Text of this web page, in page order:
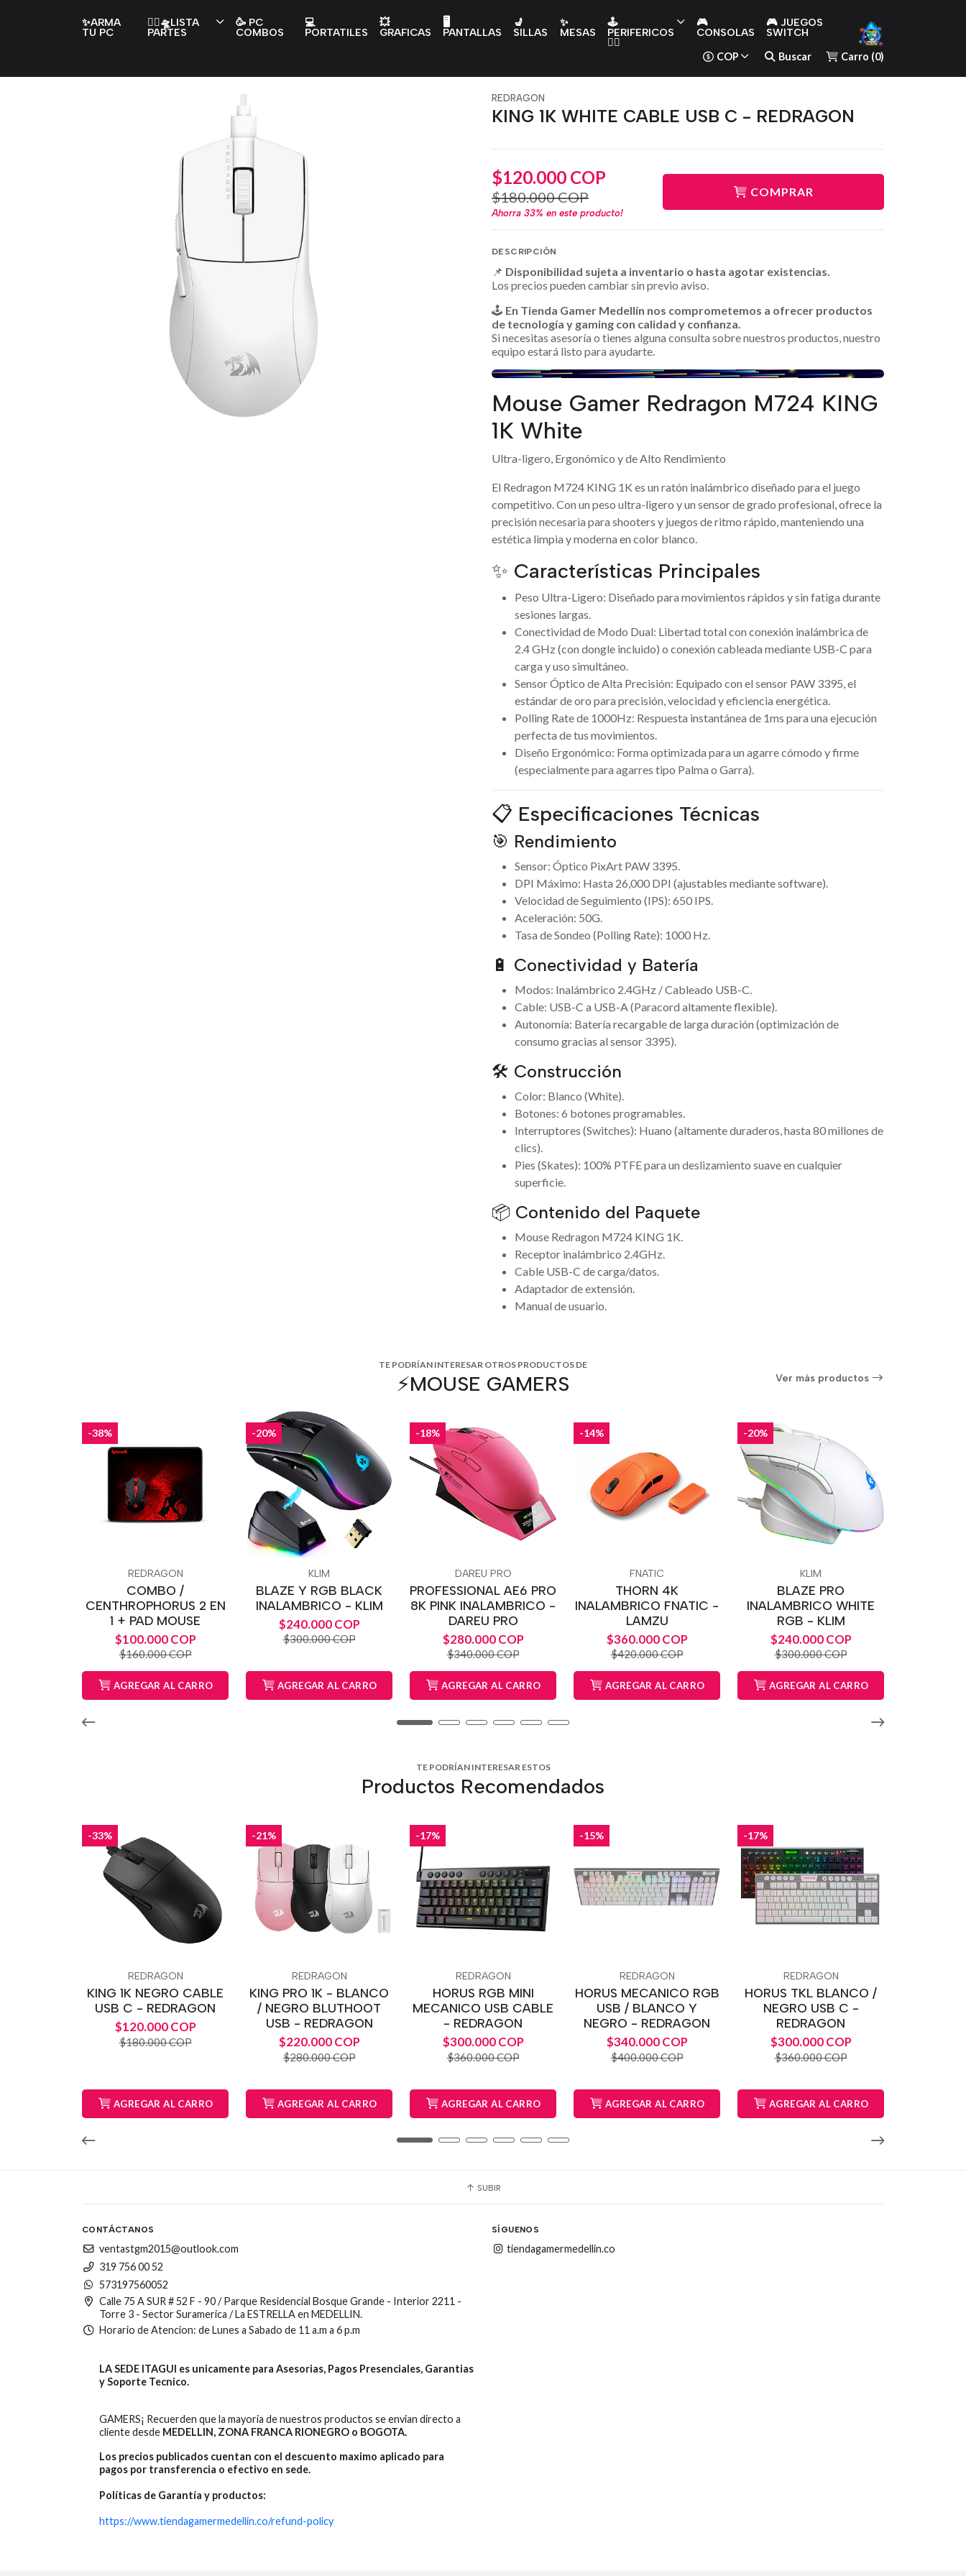
✨ARMA
TU PC
👇🏻🛸LISTA
PARTES
🥳 PC
COMBOS
💻
PORTATILES
💥
GRAFICAS
🖥️
PANTALLAS
💺
SILLAS
✨
MESAS
🕹️
PERIFERICOS
👇🏻
🎮
CONSOLAS
🎮 JUEGOS
SWITCH
COP Buscar Carro (0)
REDRAGON
KING 1K WHITE CABLE USB C - REDRAGON
$120.000 COP
$180.000 COP
Ahorra 33% en este producto!
COMPRAR
DESCRIPCIÓN
📌 Disponibilidad sujeta a inventario o hasta agotar existencias.
Los precios pueden cambiar sin previo aviso.
🕹️ En Tienda Gamer Medellín nos comprometemos a ofrecer productos
de tecnología y gaming con calidad y confianza.
Si necesitas asesoría o tienes alguna consulta sobre nuestros productos, nuestro
equipo estará listo para ayudarte.
Mouse Gamer Redragon M724 KING
1K White
Ultra-ligero, Ergonómico y de Alto Rendimiento
El Redragon M724 KING 1K es un ratón inalámbrico diseñado para el juego
competitivo. Con un peso ultra-ligero y un sensor de grado profesional, ofrece la
precisión necesaria para shooters y juegos de ritmo rápido, manteniendo una
estética limpia y moderna en color blanco.
✨ Características Principales
Peso Ultra-Ligero: Diseñado para movimientos rápidos y sin fatiga durante
sesiones largas.
Conectividad de Modo Dual: Libertad total con conexión inalámbrica de
2.4 GHz (con dongle incluido) o conexión cableada mediante USB-C para
carga y uso simultáneo.
Sensor Óptico de Alta Precisión: Equipado con el sensor PAW 3395, el
estándar de oro para precisión, velocidad y eficiencia energética.
Polling Rate de 1000Hz: Respuesta instantánea de 1ms para una ejecución
perfecta de tus movimientos.
Diseño Ergonómico: Forma optimizada para un agarre cómodo y firme
(especialmente para agarres tipo Palma o Garra).
📋 Especificaciones Técnicas
🎯 Rendimiento
Sensor: Óptico PixArt PAW 3395.
DPI Máximo: Hasta 26,000 DPI (ajustables mediante software).
Velocidad de Seguimiento (IPS): 650 IPS.
Aceleración: 50G.
Tasa de Sondeo (Polling Rate): 1000 Hz.
🔋 Conectividad y Batería
Modos: Inalámbrico 2.4GHz / Cableado USB-C.
Cable: USB-C a USB-A (Paracord altamente flexible).
Autonomía: Batería recargable de larga duración (optimización de
consumo gracias al sensor 3395).
🛠️ Construcción
Color: Blanco (White).
Botones: 6 botones programables.
Interruptores (Switches): Huano (altamente duraderos, hasta 80 millones de
clics).
Pies (Skates): 100% PTFE para un deslizamiento suave en cualquier
superficie.
📦 Contenido del Paquete
Mouse Redragon M724 KING 1K.
Receptor inalámbrico 2.4GHz.
Cable USB-C de carga/datos.
Adaptador de extensión.
Manual de usuario.
TE PODRÍAN INTERESAR OTROS PRODUCTOS DE
⚡️MOUSE GAMERS Ver más productos
-38%
REDRAGON
COMBO /
CENTHROPHORUS 2 EN
1 + PAD MOUSE
$100.000 COP
$160.000 COP
AGREGAR AL CARRO
-20%
KLIM
BLAZE Y RGB BLACK
INALAMBRICO - KLIM
$240.000 COP
$300.000 COP
AGREGAR AL CARRO
-18%
DAREU PRO
PROFESSIONAL AE6 PRO
8K PINK INALAMBRICO -
DAREU PRO
$280.000 COP
$340.000 COP
AGREGAR AL CARRO
-14%
FNATIC
THORN 4K
INALAMBRICO FNATIC -
LAMZU
$360.000 COP
$420.000 COP
AGREGAR AL CARRO
-20%
KLIM
BLAZE PRO
INALAMBRICO WHITE
RGB - KLIM
$240.000 COP
$300.000 COP
AGREGAR AL CARRO
TE PODRÍAN INTERESAR ESTOS
Productos Recomendados
-33%
REDRAGON
KING 1K NEGRO CABLE
USB C - REDRAGON
$120.000 COP
$180.000 COP
AGREGAR AL CARRO
-21%
REDRAGON
KING PRO 1K - BLANCO
/ NEGRO BLUTHOOT
USB - REDRAGON
$220.000 COP
$280.000 COP
AGREGAR AL CARRO
-17%
REDRAGON
HORUS RGB MINI
MECANICO USB CABLE
- REDRAGON
$300.000 COP
$360.000 COP
AGREGAR AL CARRO
-15%
REDRAGON
HORUS MECANICO RGB
USB / BLANCO Y
NEGRO - REDRAGON
$340.000 COP
$400.000 COP
AGREGAR AL CARRO
-17%
REDRAGON
HORUS TKL BLANCO /
NEGRO USB C -
REDRAGON
$300.000 COP
$360.000 COP
AGREGAR AL CARRO
SUBIR
CONTÁCTANOS
ventastgm2015@outlook.com
319 756 00 52
573197560052
Calle 75 A SUR # 52 F - 90 / Parque Residencial Bosque Grande - Interior 2211 -
Torre 3 - Sector Suramerica / La ESTRELLA en MEDELLIN.
Horario de Atencion: de Lunes a Sabado de 11 a.m a 6 p.m
LA SEDE ITAGUI es unicamente para Asesorias, Pagos Presenciales, Garantias
y Soporte Tecnico.
GAMERS¡ Recuerden que la mayoria de nuestros productos se envian directo a
cliente desde MEDELLIN, ZONA FRANCA RIONEGRO o BOGOTA.
Los precios publicados cuentan con el descuento maximo aplicado para
pagos por transferencia o efectivo en sede.
Políticas de Garantía y productos:
https://www.tiendagamermedellin.co/refund-policy
SÍGUENOS
tiendagamermedellin.co